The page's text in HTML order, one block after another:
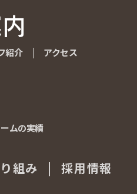
紹介
紹介 アクセス
アクセス
ムの実績
ムの実績
組み
組み | 採用情報
採用情報